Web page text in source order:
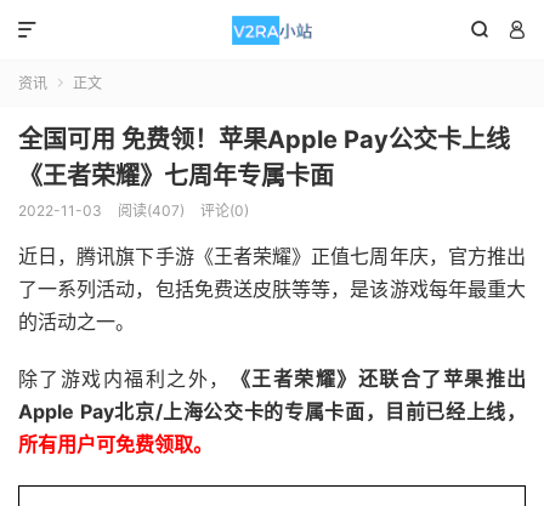
 

资讯  正文
全国可用 免费领！苹果Apple Pay公交卡上线
《王者荣耀》七周年专属卡面
2022-11-03 阅读(407) 评论(0)
近日，腾讯旗下手游《王者荣耀》正值七周年庆，官方推出
了一系列活动，包括免费送皮肤等等，是该游戏每年最重大
的活动之一。
除了游戏内福利之外，
《王者荣耀》还联合了苹果推出
Apple Pay北京/上海公交卡的专属卡面，目前已经上线，
所有用户可免费领取。